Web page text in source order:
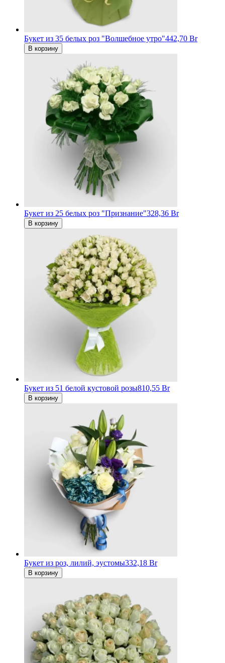
Букет из 35 белых роз "Волшебное утро"442,70 Br
В корзину
Букет из 25 белых роз "Признание"328,36 Br
В корзину
Букет из 51 белой кустовой розы810,55 Br
В корзину
Букет из роз, лилий, эустомы332,18 Br
В корзину